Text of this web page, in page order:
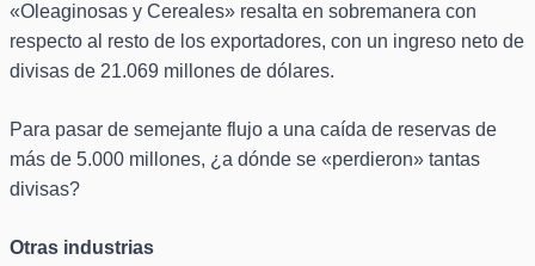
«Oleaginosas y Cereales» resalta en sobremanera con
respecto al resto de los exportadores, con un ingreso neto de
divisas de 21.069 millones de dólares.
Para pasar de semejante flujo a una caída de reservas de
más de 5.000 millones, ¿a dónde se «perdieron» tantas
divisas?
Otras industrias